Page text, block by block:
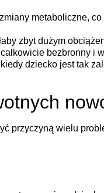
metaboliczne,
zbyt dużym
bezbronny i
dziecko jest tak
przyczyną wielu